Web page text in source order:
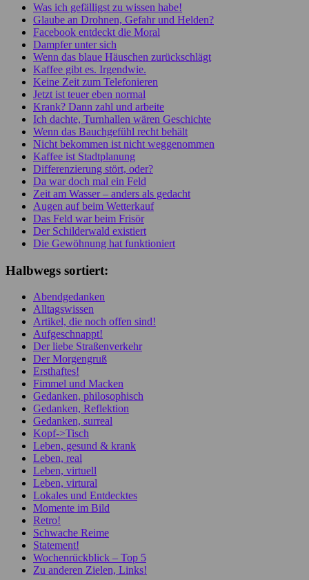
Was ich gefälligst zu wissen habe!
Glaube an Drohnen, Gefahr und Helden?
Facebook entdeckt die Moral
Dampfer unter sich
Wenn das blaue Häuschen zurückschlägt
Kaffee gibt es. Irgendwie.
Keine Zeit zum Telefonieren
Jetzt ist teuer eben normal
Krank? Dann zahl und arbeite
Ich dachte, Turnhallen wären Geschichte
Wenn das Bauchgefühl recht behält
Nicht bekommen ist nicht weggenommen
Kaffee ist Stadtplanung
Differenzierung stört, oder?
Da war doch mal ein Feld
Zeit am Wasser – anders als gedacht
Augen auf beim Wetterkauf
Das Feld war beim Frisör
Der Schilderwald existiert
Die Gewöhnung hat funktioniert
Halbwegs sortiert:
Abendgedanken
Alltagswissen
Artikel, die noch offen sind!
Aufgeschnappt!
Der liebe Straßenverkehr
Der Morgengruß
Ersthaftes!
Fimmel und Macken
Gedanken, philosophisch
Gedanken, Reflektion
Gedanken, surreal
Kopf->Tisch
Leben, gesund & krank
Leben, real
Leben, virtuell
Leben, virtural
Lokales und Entdecktes
Momente im Bild
Retro!
Schwache Reime
Statement!
Wochenrückblick – Top 5
Zu anderen Zielen, Links!